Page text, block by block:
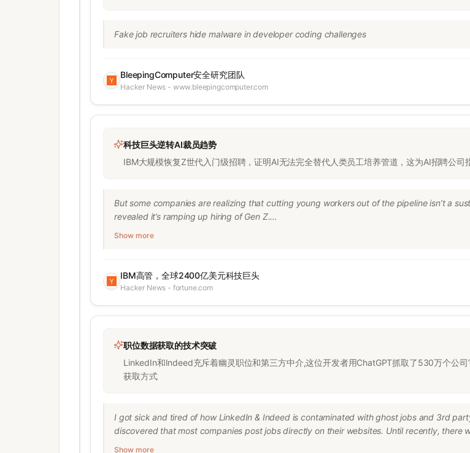
Fake job recruiters hide malware in developer coding challenges
BleepingComputer安全研究团队
Hacker News - www.bleepingcomputer.com
科技巨头逆转AI裁员趋势
IBM大规模恢复Z世代入门级招聘，证明AI无法完全替代人类员工培养管道，这为AI招聘公
But some companies are realizing that cutting young workers out of the pipeline isn’t a
revealed it’s ramping up hiring of Gen Z.
While she admitted that many of the responsibilities that previously defined entry-level
sectors to account for AI fluency. For example, software engineers will spend less time
Show more
IBM高管，全球2400亿美元科技巨头
Hacker News - fortune.com
职位数据获取的技术突破
LinkedIn和Indeed充斥着幽灵职位和第三方中介,这位开发者用ChatGPT抓取了530万个公
获取方式
I got sick and tired of how LinkedIn & Indeed is contaminated with ghost jobs and 3rd
discovered that most companies post jobs directly on their websites. Until recently, there
Show more